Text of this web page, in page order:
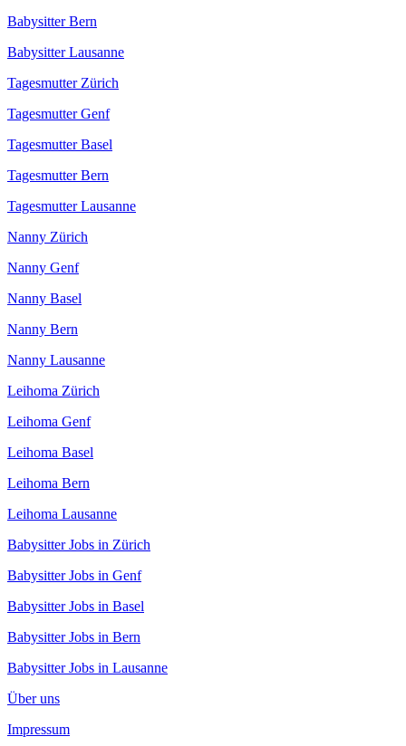
Babysitter Bern
Babysitter Lausanne
Tagesmutter Zürich
Tagesmutter Genf
Tagesmutter Basel
Tagesmutter Bern
Tagesmutter Lausanne
Nanny Zürich
Nanny Genf
Nanny Basel
Nanny Bern
Nanny Lausanne
Leihoma Zürich
Leihoma Genf
Leihoma Basel
Leihoma Bern
Leihoma Lausanne
Babysitter Jobs in Zürich
Babysitter Jobs in Genf
Babysitter Jobs in Basel
Babysitter Jobs in Bern
Babysitter Jobs in Lausanne
Über uns
Impressum